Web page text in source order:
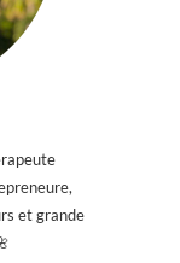
et grande